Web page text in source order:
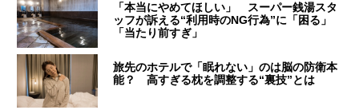
「本当にやめてほしい」 スーパー銭湯スタ
ッフが訴える“利用時のNG行為”に「困る」
「当たり前すぎ」
旅先のホテルで「眠れない」のは脳の防衛本
能？ 高すぎる枕を調整する“裏技”とは